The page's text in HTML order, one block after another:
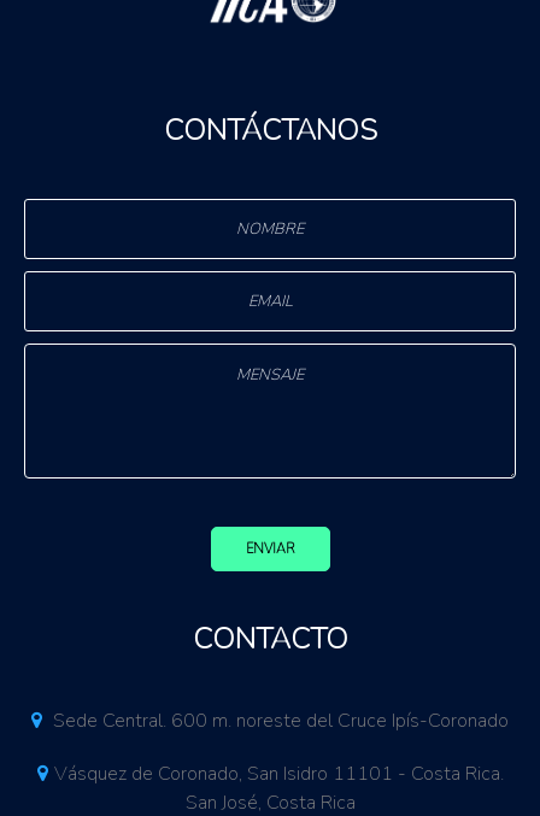
CONTÁCTANOS
ENVIAR
CONTACTO
Sede Central. 600 m. noreste del Cruce Ipís-Coronado
Vásquez de Coronado, San Isidro 11101 - Costa Rica.
San José, Costa Rica